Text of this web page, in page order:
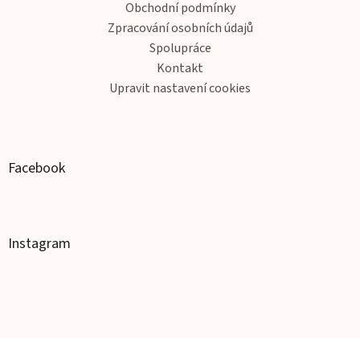
Obchodní podmínky
Zpracování osobních údajů
Spolupráce
Kontakt
Upravit nastavení cookies
Facebook
Instagram